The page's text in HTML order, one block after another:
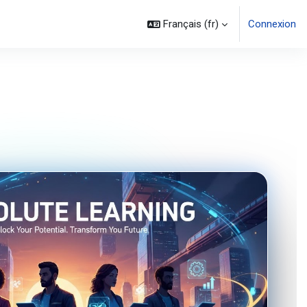
Français ‎(fr)‎ Connexion